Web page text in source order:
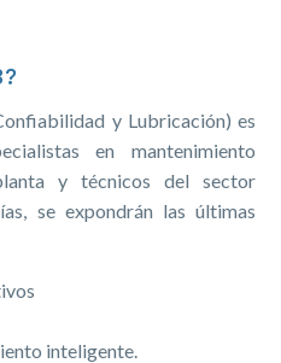
y Lubricación) es
en mantenimiento
y técnicos del sector
se expondrán las últimas
inteligente.